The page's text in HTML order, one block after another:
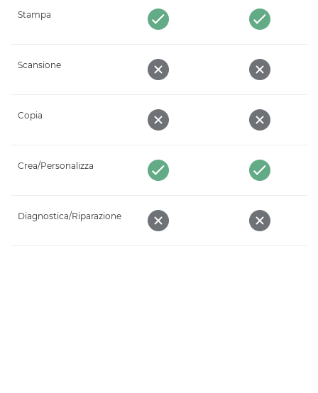
Stampa
Scansione
Copia
Crea/Personalizza
Diagnostica/Riparazione